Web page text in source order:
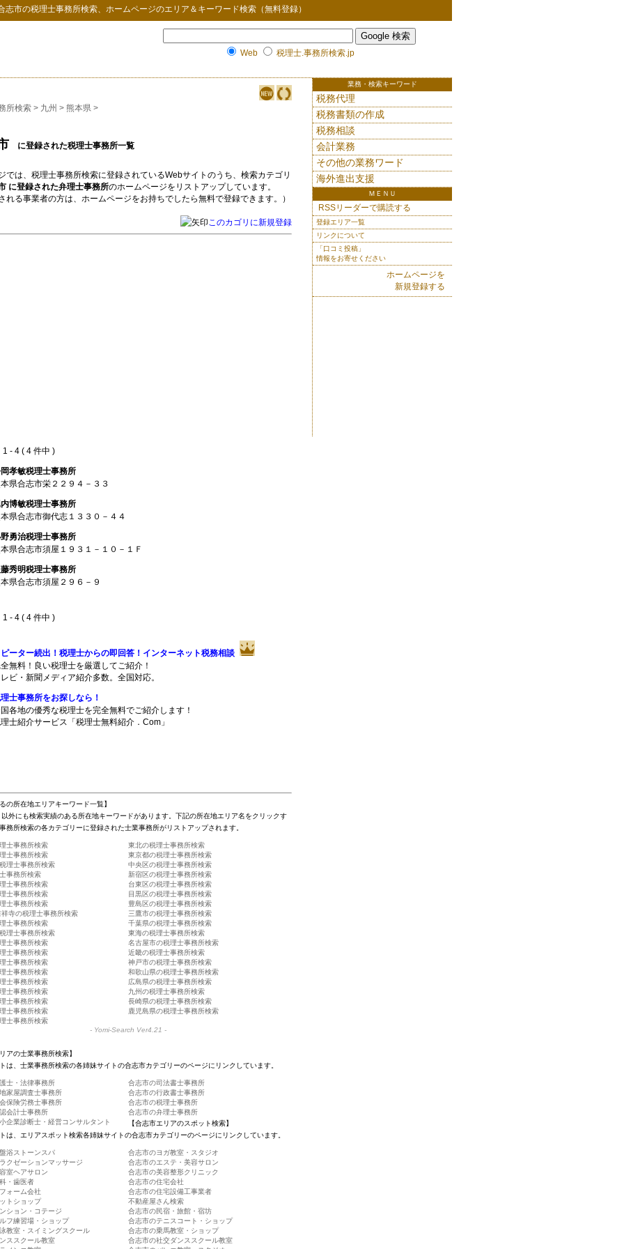
志市の税理士事務所検索、ホームページのエリア＆キーワード検索（無料登録）
Web 税理士.事務所検索.jp
所検索 > 九州 > 熊本県 >
に登録された税理士事務所一覧
では、税理士事務所検索に登録されているWebサイトのうち、検索カテゴリ
に登録された弁理士事務所のホームページをリストアップしています。
れる事業者の方は、ホームページをお持ちでしたら無料で登録できます。）
このカゴリに新規登録
4 ( 4 件中 )
孝敏税理士事務所
県合志市栄２２９４－３３
博敏税理士事務所
県合志市御代志１３３０－４４
勇治税理士事務所
県合志市須屋１９３１－１０－１Ｆ
秀明税理士事務所
県合志市須屋２９６－９
4 ( 4 件中 )
ーター続出！税理士からの即回答！インターネット税務相談
無料！良い税理士を厳選してご紹介！
ビ・新聞メディア紹介多数。全国対応。
士事務所をお探しなら！
各地の優秀な税理士を完全無料でご紹介します！
士紹介サービス「税理士無料紹介．Com」
の所在地エリアキーワード一覧】
外にも検索実績のある所在地キーワードがあります。下記の所在地エリア名をクリックす
務所検索の各カテゴリーに登録された士業事務所がリストアップされます。
士事務所検索
東北の税理士事務所検索
士事務所検索
東京都の税理士事務所検索
理士事務所検索
中央区の税理士事務所検索
事務所検索
新宿区の税理士事務所検索
士事務所検索
台東区の税理士事務所検索
士事務所検索
目黒区の税理士事務所検索
士事務所検索
豊島区の税理士事務所検索
寺の税理士事務所検索
三鷹市の税理士事務所検索
士事務所検索
千葉県の税理士事務所検索
理士事務所検索
東海の税理士事務所検索
士事務所検索
名古屋市の税理士事務所検索
士事務所検索
近畿の税理士事務所検索
士事務所検索
神戸市の税理士事務所検索
士事務所検索
和歌山県の税理士事務所検索
士事務所検索
広島県の税理士事務所検索
士事務所検索
九州の税理士事務所検索
士事務所検索
長崎県の税理士事務所検索
士事務所検索
鹿児島県の税理士事務所検索
士事務所検索
- Yomi-Search Ver4.21 -
アの士業事務所検索】
は、士業事務所検索の各姉妹サイトの合志市カテゴリーのページにリンクしています。
士・法律事務所
合志市の司法書士事務所
家屋調査士事務所
合志市の行政書士事務所
保険労務士事務所
合志市の税理士事務所
会計士事務所
合志市の弁理士事務所
企業診断士・経営コンサルタント
【合志市エリアのスポット検索】
は、エリアスポット検索各姉妹サイトの合志市カテゴリーのページにリンクしています。
浴ストーンスパ
合志市のヨガ教室・スタジオ
クゼーションマッサージ
合志市のエステ・美容サロン
室ヘアサロン
合志市の美容整形クリニック
・歯医者
合志市の住宅会社
ォーム会社
合志市の住宅設備工事業者
トショップ
不動産屋さん検索
ション・コテージ
合志市の民宿・旅館・宿坊
フ練習場・ショップ
合志市のテニスコート・ショップ
教室・スイミングスクール
合志市の乗馬教室・ショップ
ススクール教室
合志市の社交ダンススクール教室
業務・検索キーワード
税務代理
税務書類の作成
税務相談
会計業務
その他の業務ワード
海外進出支援
ＭＥＮＵ
RSSリーダーで購読する
登録エリア一覧
リンクについて
「口コミ投稿」
情報をお寄せください
ホームページを
新規登録する